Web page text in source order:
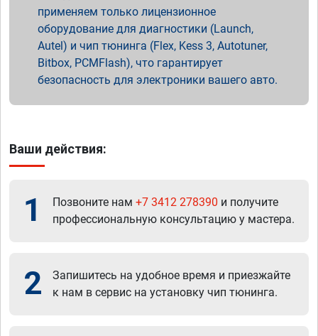
применяем только лицензионное
оборудование для диагностики (Launch,
Autel) и чип тюнинга (Flex, Kess 3, Autotuner,
Bitbox, PCMFlash), что гарантирует
безопасность для электроники вашего авто.
Ваши действия:
1 Позвоните нам +7 3412 278390 и получите
профессиональную консультацию у мастера.
2
Запишитесь на удобное время и приезжайте
к нам в сервис на установку чип тюнинга.